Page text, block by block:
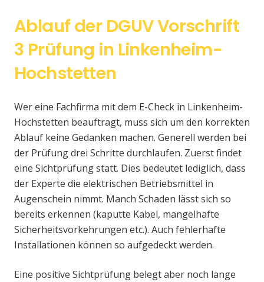
Ablauf der DGUV Vorschrift
3 Prüfung in Linkenheim-
Hochstetten
Wer eine Fachfirma mit dem E-Check in Linkenheim-
Hochstetten beauftragt, muss sich um den korrekten
Ablauf keine Gedanken machen. Generell werden bei
der Prüfung drei Schritte durchlaufen. Zuerst findet
eine Sichtprüfung statt. Dies bedeutet lediglich, dass
der Experte die elektrischen Betriebsmittel in
Augenschein nimmt. Manch Schaden lässt sich so
bereits erkennen (kaputte Kabel, mangelhafte
Sicherheitsvorkehrungen etc.). Auch fehlerhafte
Installationen können so aufgedeckt werden.
Eine positive Sichtprüfung belegt aber noch lange